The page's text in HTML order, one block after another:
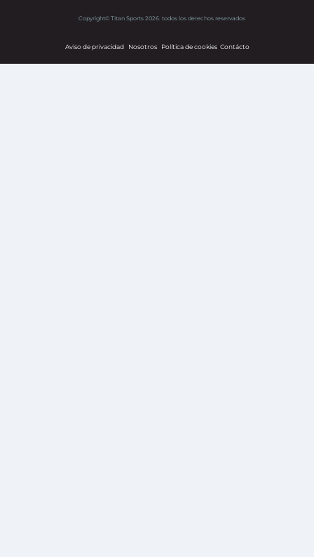
Copyright© Titan Sports 2026. todos los derechos reservados
Aviso de privacidad Nosotros Política de cookiess Contácto